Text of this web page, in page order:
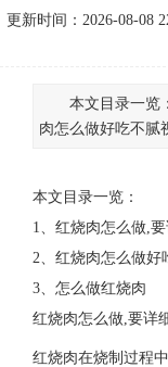
更新时间：2026-08-08
本文目录一览
肉怎么做好吃不腻
本文目录一览：
1、 红烧肉怎么做,
2、 红烧肉怎么做好
3、 怎么做红烧肉
红烧肉怎么做,要详
红烧肉在烧制过程